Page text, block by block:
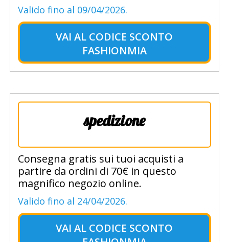
Valido fino al 09/04/2026.
VAI AL CODICE SCONTO
FASHIONMIA
spedizione
Consegna gratis sui tuoi acquisti a
partire da ordini di 70€ in questo
magnifico negozio online.
Valido fino al 24/04/2026.
VAI AL CODICE SCONTO